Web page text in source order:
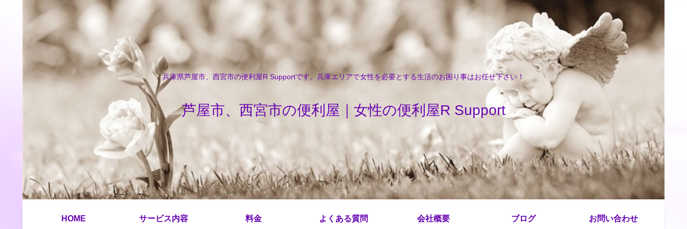
兵庫県芦屋市、西宮市の便利屋R Supportです。兵庫エリアで女性を必要とする生活のお困り事はお任せ下さい！
芦屋市、西宮市の便利屋｜女性の便利屋R Support
HOME サービス内容 料金 よくある質問 会社概要 ブログ お問い合わせ